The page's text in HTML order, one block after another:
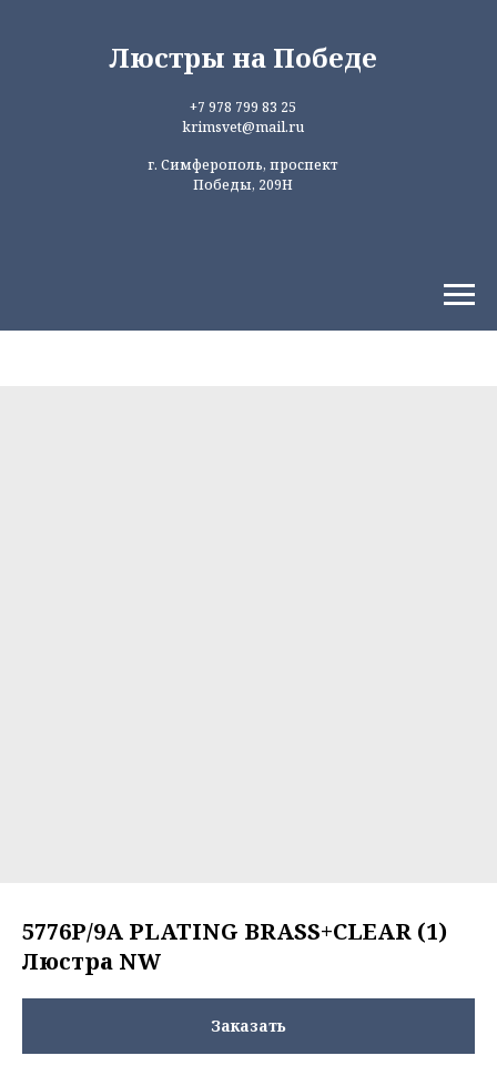
Люстры на Победе
+7 978 799 83 25
krimsvet@mail.ru
г. Симферополь, проспект
Победы, 209Н
5776P/9A PLATING BRASS+CLEAR (1)
Люстра NW
Заказать